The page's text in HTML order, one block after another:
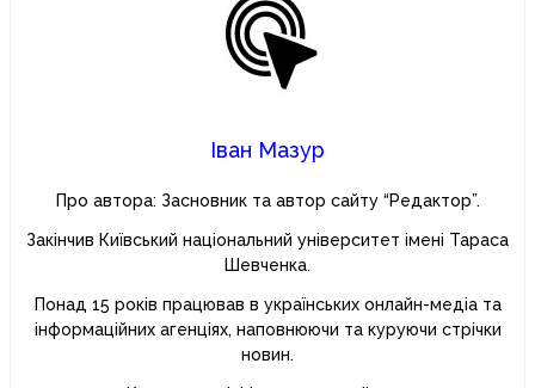
Іван Мазур
Про автора: Засновник та автор сайту “Редактор”.
Закінчив Київський національний університет імені Тараса
Шевченка.
Понад 15 років працював в українських онлайн-медіа та
інформаційних агенціях, наповнюючи та куруючи стрічки
новин.